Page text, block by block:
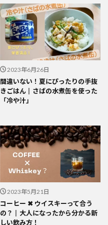
2023年6月26日
間違いない！夏にぴったりの手抜
きごはん║さばの水煮缶を使った
「冷や汁」
2023年5月21日
コーヒー ✖ ウイスキーって合う
の？║大人になったから分かる新
しい飲み方！